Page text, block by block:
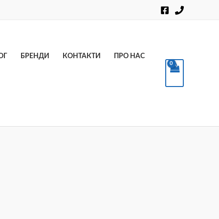
БРЕНДИ КОНТАКТИ ПРО НАС